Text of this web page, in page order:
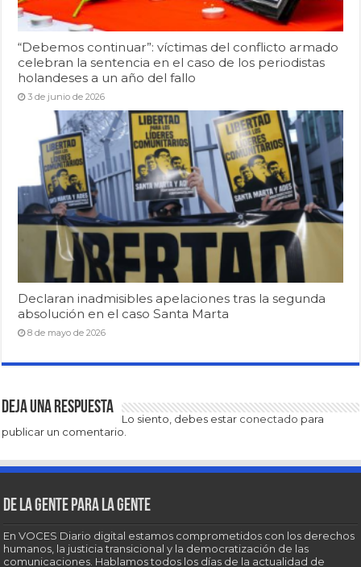
“Debemos continuar”: víctimas del conflicto armado
celebran la sentencia en el caso de los periodistas
holandeses a un año del fallo
3 de junio de 2026
Declaran inadmisibles apelaciones tras la segunda
absolución en el caso Santa Marta
8 de mayo de 2026
Deja una respuesta
Lo siento, debes estar conectado para
publicar un comentario.
De la gente para la gente
En VOCES Diario digital estamos comprometidos con los derechos
humanos, la justicia transicional y la democratización de las
comunicaciones. Hablamos todos los días de la actualidad de